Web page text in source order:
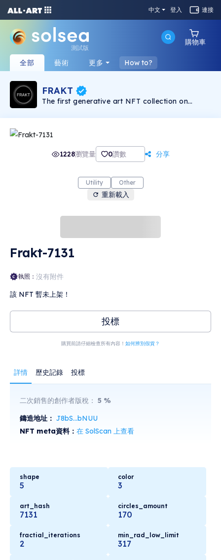
中文 登入 連接
測試版
購物車
全部 藝術 更多 How to?
FRAKT
The first generative art NFT collection on
1228瀏覽量 0讚數 分享
Utility Other
重新載入
Frakt-7131
執照： 沒有附件
該 NFT 暫未上架！
投標
購買前請仔細檢查所有內容！ 如何辨別假貨？
詳情 歷史記錄 投標
二次銷售的創作者版稅： 5 %
鑄造地址： J8bS...bNUU
NFT meta資料： 在 SolScan 上查看
shape
5
color
3
art_hash
7131
circles_amount
170
fractial_iterations
2
min_rad_low_limit
317